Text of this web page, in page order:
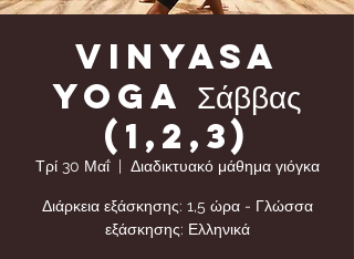
Vinyasa
yoga Σάββας
(1,2,3)
Τρί 30 Μαΐ
  |
Διαδικτυακό μάθημα γιόγκα
Διάρκεια εξάσκησης: 1,5 ώρα - Γλώσσα
εξάσκησης: Ελληνικά